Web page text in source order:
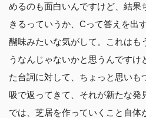
めるのも面白いんですけど、結果
きるっていうか、Cって答えを出
醐味みたいな気がして。これはも
うなんじゃないかと思うんですけ
た台詞に対して、ちょっと思いも
吸で返ってきて、それが新たな発
では、芝居を作っていくこと自体